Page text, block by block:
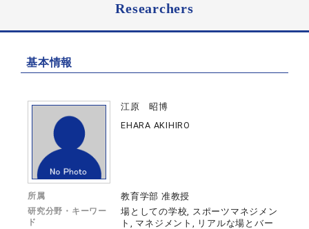
Researchers
基本情報
江原 昭博
EHARA AKIHIRO
所属 教育学部 准教授
研究分野・キーワー
ド
場としての学校, スポーツマネジメン
ト, マネジメント, リアルな場とバー